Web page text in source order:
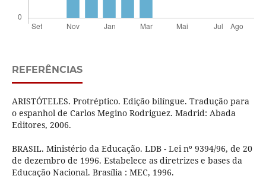
REFERÊNCIAS
ARISTÓTELES. Protréptico. Edição bilíngue. Tradução para
o espanhol de Carlos Megino Rodriguez. Madrid: Abada
Editores, 2006.
BRASIL. Ministério da Educação. LDB - Lei nº 9394/96, de 20
de dezembro de 1996. Estabelece as diretrizes e bases da
Educação Nacional. Brasília : MEC, 1996.